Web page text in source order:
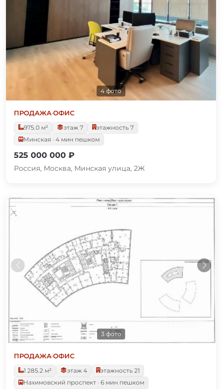
4 фото
ПРОДАЖА·ОФИС
975.0 м²
этаж 7
этажность 7
Минская · 4 мин пешком
525 000 000 ₽
Россия, Москва, Минская улица, 2Ж
3 фото
ПРОДАЖА·ОФИС
1 285.2 м²
этаж 4
этажность 21
Нахимовский проспект · 6 мин пешком